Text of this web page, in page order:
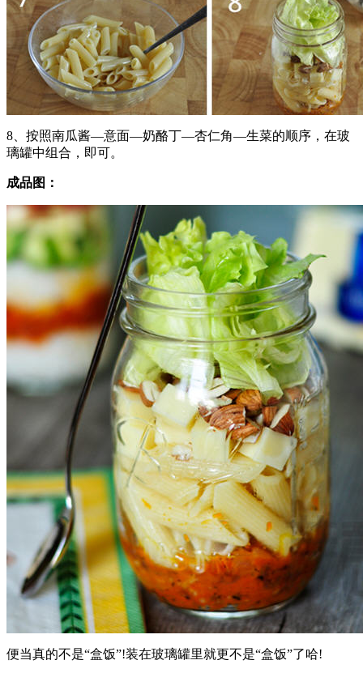
8、按照南瓜酱—意面—奶酪丁—杏仁角—生菜的顺序，在玻
璃罐中组合，即可。
成品图：
便当真的不是“盒饭”!装在玻璃罐里就更不是“盒饭”了哈!